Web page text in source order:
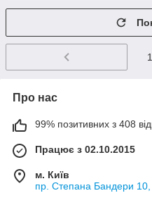
1
Про нас
99% позитивних з 408
Працює з 02.10.2015
м. Київ
пр. Степана Бандери 10,